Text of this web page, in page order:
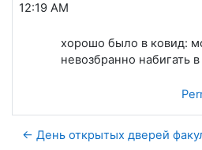
12:19 AM
хорошо было в ковид:
невозбранно набигать
← День открытых дверей